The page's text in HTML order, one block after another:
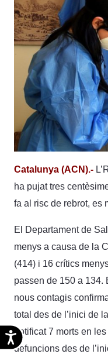
Accesibilidad
Catalunya (ACN).-
ha pujat tres
fa al risc de rebrot, es
El Departament de
menys a causa de la
(414) i 16 crítics
passen de 150 a 134.
nous contagis
total des de l’inici de
notificat 7 morts en
defuncions des de